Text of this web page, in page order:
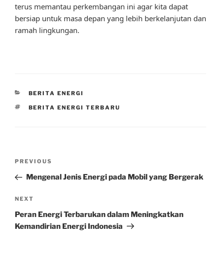
terus memantau perkembangan ini agar kita dapat
bersiap untuk masa depan yang lebih berkelanjutan dan
ramah lingkungan.
CATEGORIES
BERITA ENERGI
TAGS
BERITA ENERGI TERBARU
Previous
Post
PREVIOUS
Mengenal Jenis Energi pada Mobil yang Bergerak
Next
Post
NEXT
Peran Energi Terbarukan dalam Meningkatkan
Kemandirian Energi Indonesia